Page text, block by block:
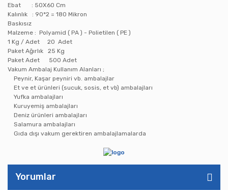
Ebat : 50X60 Cm
Kalınlık : 90*2 = 180 Mikron
Baskısız
Malzeme : Polyamid ( PA ) - Polietilen ( PE )
1 Kg / Adet 20 Adet
Paket Ağırlık 25 Kg
Paket Adet 500 Adet
Vakum Ambalaj Kullanım Alanları ;
Peynir, Kaşar peyniri vb. ambalajlar
Et ve et ürünleri (sucuk, sosis, et vb) ambalajları
Yufka ambalajları
Kuruyemiş ambalajları
Deniz ürünleri ambalajları
Salamura ambalajları
Gıda dışı vakum gerektiren ambalajlamalarda
Yorumlar